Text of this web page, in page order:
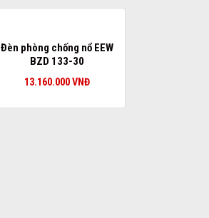
Đèn phòng chống nổ EEW
BZD 133-30
13.160.000VNĐ